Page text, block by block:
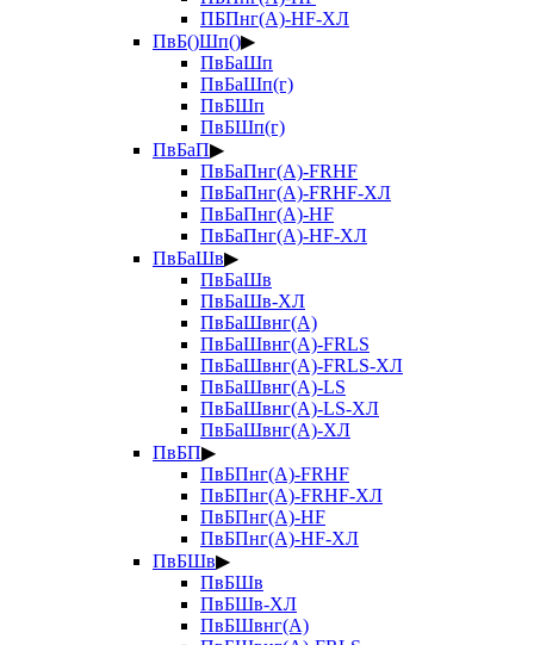
ПБПнг(А)-HF-ХЛ
ПвБ()Шп()▶
ПвБаШп
ПвБаШп(г)
ПвБШп
ПвБШп(г)
ПвБаП▶
ПвБаПнг(А)-FRHF
ПвБаПнг(А)-FRHF-ХЛ
ПвБаПнг(А)-HF
ПвБаПнг(А)-HF-ХЛ
ПвБаШв▶
ПвБаШв
ПвБаШв-ХЛ
ПвБаШвнг(А)
ПвБаШвнг(А)-FRLS
ПвБаШвнг(А)-FRLS-ХЛ
ПвБаШвнг(А)-LS
ПвБаШвнг(А)-LS-ХЛ
ПвБаШвнг(А)-ХЛ
ПвБП▶
ПвБПнг(А)-FRHF
ПвБПнг(А)-FRHF-ХЛ
ПвБПнг(А)-HF
ПвБПнг(А)-HF-ХЛ
ПвБШв▶
ПвБШв
ПвБШв-ХЛ
ПвБШвнг(А)